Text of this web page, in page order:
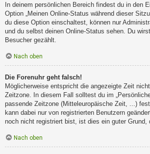
In deinem persönlichen Bereich findest du in den
Option „Meinen Online-Status während dieser
du diese Option einschaltest, können nur
und du selbst deinen Online-Status sehen. Du
Besucher gezählt.
Nach oben
Die Forenuhr geht falsch!
Möglicherweise entspricht die angezeigte Zeit
Zeitzone. In diesem Fall solltest du im
passende Zeitzone (Mitteleuropäische Zeit, ...)
kann dabei nur von registrierten Benutzern
noch nicht registriert bist, ist dies ein guter Grund,
Nach oben